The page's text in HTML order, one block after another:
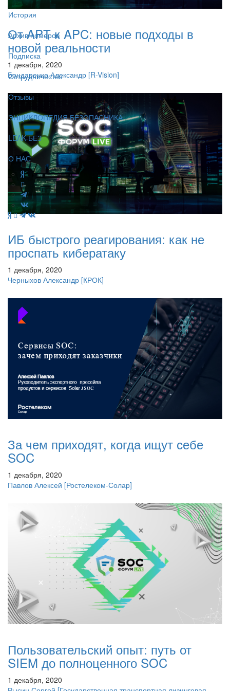
История
Архив номеров
Подписка
Сотрудничество
Отзывы
ЭНЦИКЛОПЕДИЯ БЕЗОПАСНИКА
LEAK-БЕЗ
О НАС
От APT к APC: новые подходы в
новой реальности
1 декабря, 2020
Бондаренко Александр [R-Vision]
ИБ быстрого реагирования: как не
проспать кибератаку
1 декабря, 2020
Черныхов Александр [КРОК]
За чем приходят, когда ищут себе
SOC
1 декабря, 2020
Павлов Алексей [Ростелеком-Солар]
Пользовательский опыт: путь от
SIEM до полноценного SOC
1 декабря, 2020